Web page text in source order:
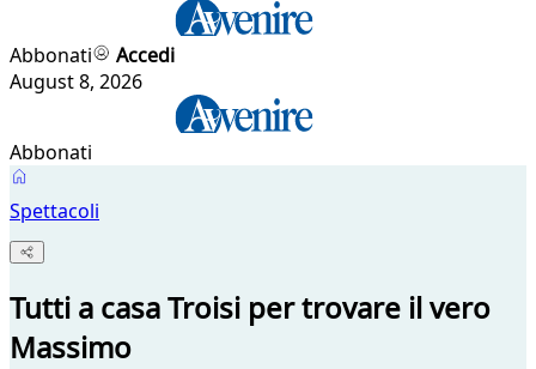
Abbonati
Accedi
August 8, 2026
Abbonati
Spettacoli
Tutti a casa Troisi per trovare il vero
Massimo